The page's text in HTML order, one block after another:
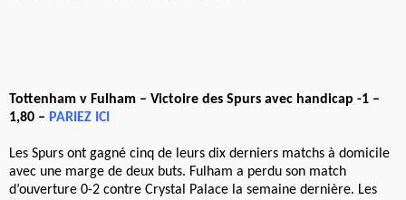
Tottenham v Fulham – Victoire des Spurs avec handicap -1 –
1,80 – PARIEZ ICI
Les Spurs ont gagné cinq de leurs dix derniers matchs à domicile
avec une marge de deux buts. Fulham a perdu son match
d’ouverture 0-2 contre Crystal Palace la semaine dernière. Les